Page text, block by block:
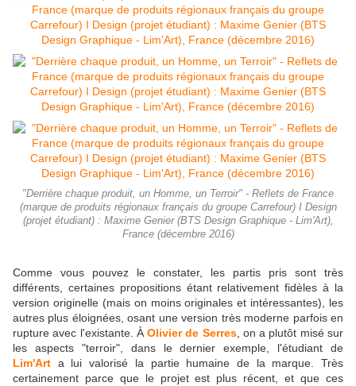
"Derrière chaque produit, un Homme, un Terroir" - Reflets de France
(marque de produits régionaux français du groupe Carrefour) I Design
(projet étudiant) : Maxime Genier (BTS Design Graphique - Lim'Art),
France (décembre 2016)
Comme vous pouvez le constater, les partis pris sont très
différents, certaines propositions étant relativement fidèles à la
version originelle (mais on moins originales et intéressantes), les
autres plus éloignées, osant une version très moderne parfois en
rupture avec l'existante. ÀOlivier de Serres, on a plutôt misé sur
les aspects "terroir", dans le dernier exemple, l'étudiant de
Lim'Art a lui valorisé la partie humaine de la marque. Très
certainement parce que le projet est plus récent, et que ces